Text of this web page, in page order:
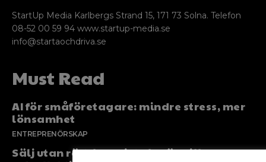
StartUp Media Karlbergs Strand 15, 171 73 Solna. Telefon
08-52 00 59 94 www.startup-media.se
info@startaochdriva.se
Must Read
AI för småföretagare: mindre stress, mer
lönsamhet
ENTREPRENÖRSKAP
Sälj utan rädsla – Michels väg till trygg